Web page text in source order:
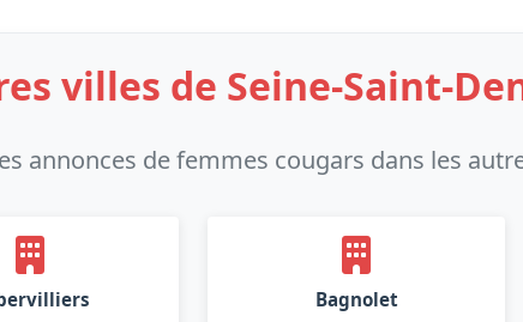
villes de Seine-Saint-
annonces de femmes cougars dans les
Bagnolet